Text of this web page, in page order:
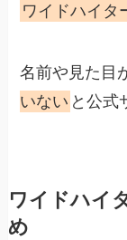
ワイドハイタ
名前や見た目
いない と公式
ワイドハイ
め